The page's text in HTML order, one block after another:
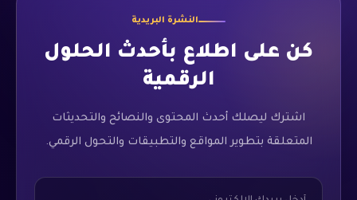
النشرة البريدية
كن على اطلاع بأحدث الحلول
الرقمية
اشترك ليصلك أحدث المحتوى والنصائح والتحديثات
المتعلقة بتطوير المواقع والتطبيقات والتحول الرقمي.
Email